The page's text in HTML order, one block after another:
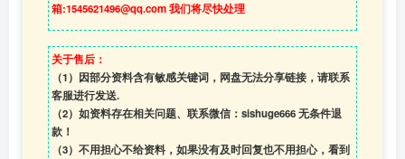
箱:1545621496@qq.com 我们将尽快处理
关于售后：
（1）因部分资料含有敏感关键词，网盘无法分享链接，请联系
客服进行发送.
（2）如资料存在相关问题、联系微信：sishuge666 无条件退
款！
（3） 不用担心不给资料，如果没有及时回复也不用担心，看到